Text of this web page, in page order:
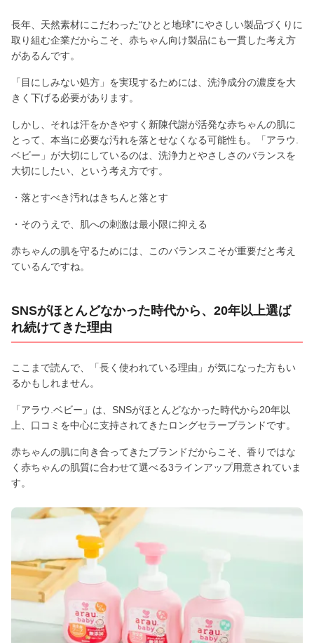
長年、天然素材にこだわった“ひとと地球”にやさしい製品づくりに
取り組む企業だからこそ、赤ちゃん向け製品にも一貫した考え方
があるんです。
「目にしみない処方」を実現するためには、洗浄成分の濃度を大
きく下げる必要があります。
しかし、それは汗をかきやすく新陳代謝が活発な赤ちゃんの肌に
とって、本当に必要な汚れを落とせなくなる可能性も。「アラウ.
ベビー」が大切にしているのは、洗浄力とやさしさのバランスを
大切にしたい、という考え方です。
・落とすべき汚れはきちんと落とす
・そのうえで、肌への刺激は最小限に抑える
赤ちゃんの肌を守るためには、このバランスこそが重要だと考え
ているんですね。
SNSがほとんどなかった時代から、20年以上選ば
れ続けてきた理由
ここまで読んで、「長く使われている理由」が気になった方もい
るかもしれません。
「アラウ.ベビー」は、SNSがほとんどなかった時代から20年以
上、口コミを中心に支持されてきたロングセラーブランドです。
赤ちゃんの肌に向き合ってきたブランドだからこそ、香りではな
く赤ちゃんの肌質に合わせて選べる3ラインアップ用意されていま
す。